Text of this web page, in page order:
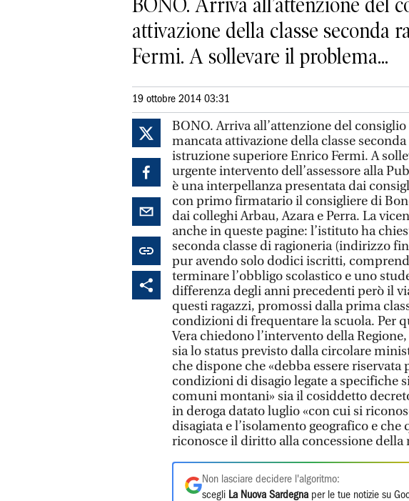
BONO. Arriva all’attenzione del
attivazione della classe seconda
Fermi. A sollevare il problema...
19 ottobre 2014 03:31
BONO. Arriva all’attenzione del
mancata attivazione della classe
istruzione superiore Enrico Fermi. A
urgente intervento dell’assessore alla
è una interpellanza presentata dai
con primo firmatario il consigliere di
dai colleghi Arbau, Azara e Perra. La
anche in queste pagine: l’istituto ha
seconda classe di ragioneria (indirizzo
pur avendo solo dodici iscritti,
terminare l’obbligo scolastico e uno
differenza degli anni precedenti però il
questi ragazzi, promossi dalla prima
condizioni di frequentare la scuola. Per
Vera chiedono l’intervento della
sia lo status previsto dalla circolare
che dispone che «debba essere
condizioni di disagio legate a specifiche
comuni montani» sia il cosiddetto
in deroga datato luglio «con cui si
disagiata e l’isolamento geografico e
riconosce il diritto alla concessione della
Non lasciare decidere l'algoritmo:
scegli La Nuova Sardegna per le tue notizie su